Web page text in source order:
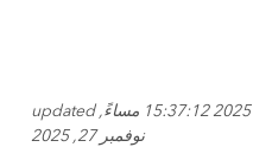
Originally published مايو 02, 2025 15:37:12 مساءً, updated
نوفمبر 27, 2025